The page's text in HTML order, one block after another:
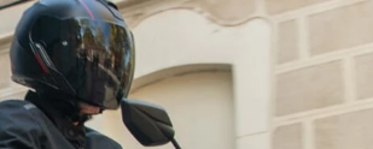
700
700
(Low)
(Low)
A2 A A2